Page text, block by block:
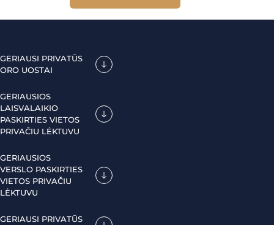
GERIAUSI PRIVATŪS
ORO UOSTAI
GERIAUSIOS
LAISVALAIKIO
PASKIRTIES VIETOS
PRIVAČIU LĖKTUVU
GERIAUSIOS
VERSLO PASKIRTIES
VIETOS PRIVAČIU
LĖKTUVU
GERIAUSI PRIVATŪS